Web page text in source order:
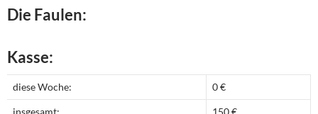
Die Faulen:
Kasse:
diese Woche: 0 €
insgesamt: 150 €